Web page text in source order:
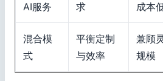
AI服务
求
成本
混合模
式
平衡定制
与效率
兼顾
规模